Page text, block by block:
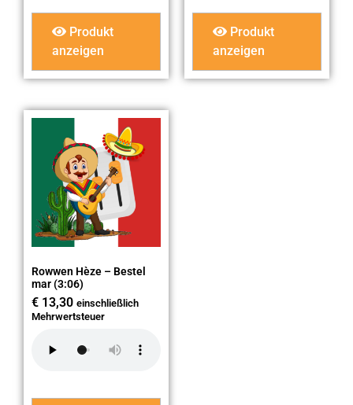
Produkt
anzeigen
Produkt
anzeigen
Rowwen Hèze – Bestel
mar (3:06)
€ 13,30 einschließlich
Mehrwertsteuer